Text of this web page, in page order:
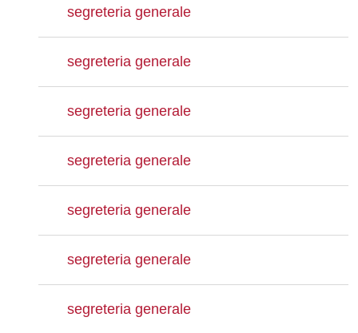
segreteria generale
segreteria generale
segreteria generale
segreteria generale
segreteria generale
segreteria generale
segreteria generale